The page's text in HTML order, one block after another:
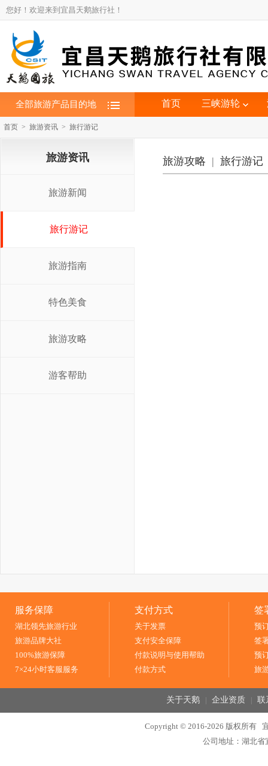
您好！欢迎来到宜昌天鹅旅行社！
全部旅游产品目的地 首页 三峡游轮
首页 > 旅游资讯 > 旅行游记
旅游资讯
旅游新闻
旅行游记
旅游指南
特色美食
旅游攻略
游客帮助
旅游攻略 | 旅行游记
服务保障
湖北领先旅游行业
旅游品牌大社
100%旅游保障
7×24小时客服服务
支付方式
关于发票
支付安全保障
付款说明与使用帮助
付款方式
签
预
签
预
旅
关于天鹅| 企业资质| 联
Copyright © 2016-2026 版权所有
公司地址：湖北省